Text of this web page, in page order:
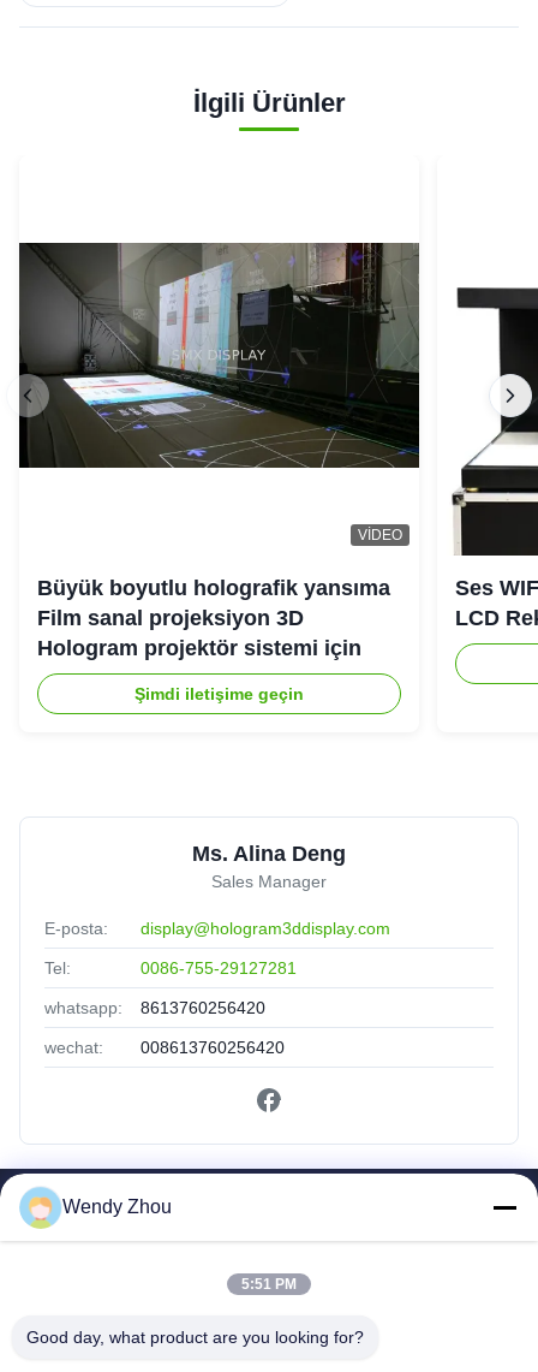
İlgili Ürünler
VIDEO
Büyük boyutlu holografik yansıma
Film sanal projeksiyon 3D
Hologram projektör sistemi için
Şimdi iletişime geçin
Ses
LCD
Ms. Alina Deng
Sales Manager
E-posta: display@hologram3ddisplay.com
Tel: 0086-755-29127281
whatsapp: 8613760256420
wechat: 008613760256420
Ürünler
Fabrika Turu
Wendy Zhou
5:51 PM
Good day, what product are you looking for?